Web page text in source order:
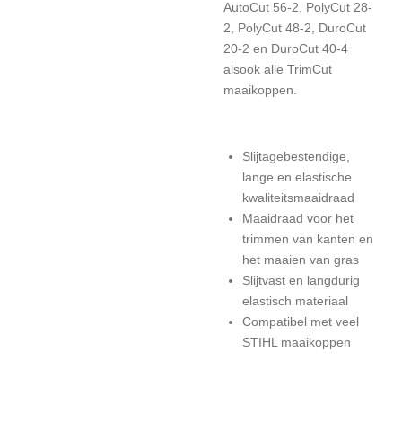
AutoCut 56-2, PolyCut 28-
2, PolyCut 48-2, DuroCut
20-2 en DuroCut 40-4
alsook alle TrimCut
maaikoppen.
Slijtagebestendige,
lange en elastische
kwaliteitsmaaidraad
Maaidraad voor het
trimmen van kanten en
het maaien van gras
Slijtvast en langdurig
elastisch materiaal
Compatibel met veel
STIHL maaikoppen